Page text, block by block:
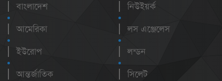
বাংলাদেশ
আমেরিকা
ইউরোপ
আন্তর্জাতিক
নিউইয়র্ক
লস এঞ্জেলেস
লন্ডন
সিলেট